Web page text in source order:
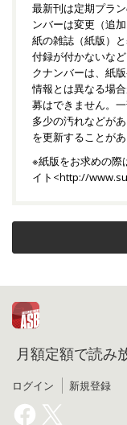
最新刊は定期プラ
ンバーは変更（追
紙の雑誌（紙版）
付録が付かないな
クナンバーは、紙
情報とは異なる場
募はできません。
多少の汚れなどが
を更新することが
※紙版をお求めの際
イト<http://
月額定額で読み
ログイン 新規登録